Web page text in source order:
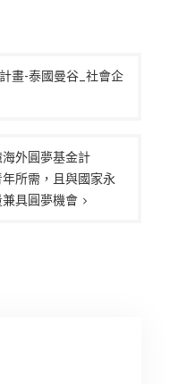
畫-泰國曼谷_社會企
海外圓夢基金計
所需，且與國家永
具圓夢機會